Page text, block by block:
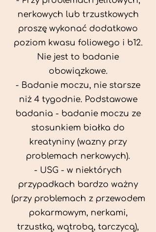
nerkowych lub trzustkowych
proszę wykonać dodatkowo
poziom kwasu foliowego i b12.
Nie jest to badanie
obowiązkowe.
- Badanie moczu, nie starsze
niż 4 tygodnie. Podstawowe
badania - badanie moczu ze
stosunkiem białka do
kreatyniny (wazny przy
problemach nerkowych).
- USG - w niektórych
przypadkach bardzo ważny
(przy problemach z przewodem
pokarmowym, nerkami,
trzustką, wątrobą, tarczycą),